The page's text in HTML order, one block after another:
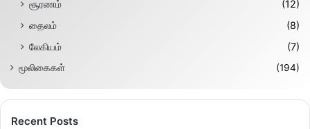
சூரணம்
(12)
தைலம்
(8)
லேகியம்
(7)
மூலிகைகள் (194)
Recent Posts